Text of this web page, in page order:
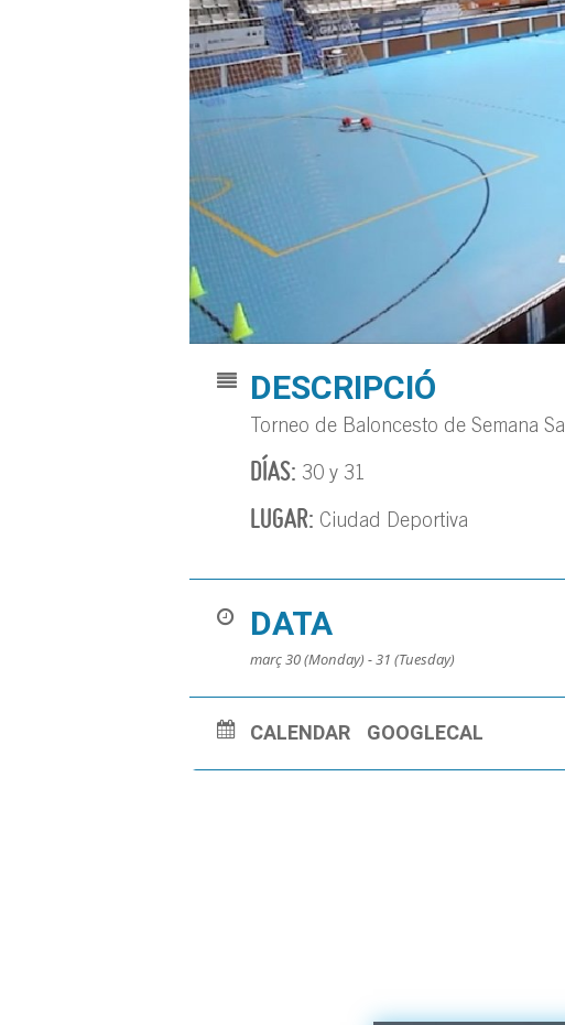
DESCRIPCIÓ
Torneo de Baloncesto de Semana
DÍAS: 30 y 31
LUGAR: Ciudad Deportiva
DATA
març 30 (Monday) - 31 (Tuesday)
CALENDAR GOOGLECAL